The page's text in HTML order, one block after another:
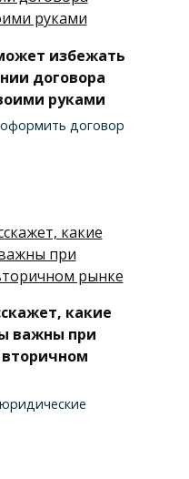
избежать
договора
руками
договор
какие
важны при